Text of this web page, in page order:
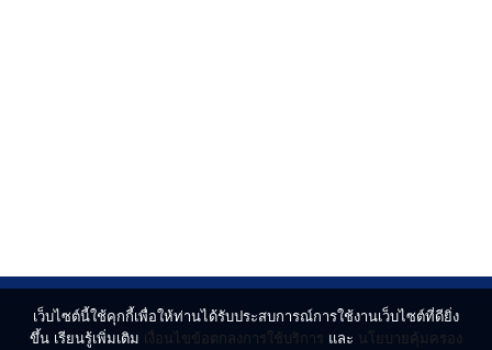
เว็บไซต์นี้ใช้คุกกี้เพื่อให้ท่านได้รับประสบการณ์การใช้งานเว็บไซต์ที่ดียิ่ง
ขึ้น เรียนรู้เพิ่มเติม เงื่อนไขข้อตกลงการใช้บริการ และ นโยบายคุ้มครอง